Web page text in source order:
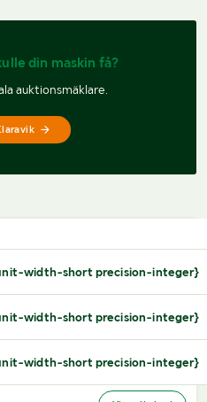
din maskin få?
auktionsmäklare.
width-short precision-integer}
width-short precision-integer}
width-short precision-integer}